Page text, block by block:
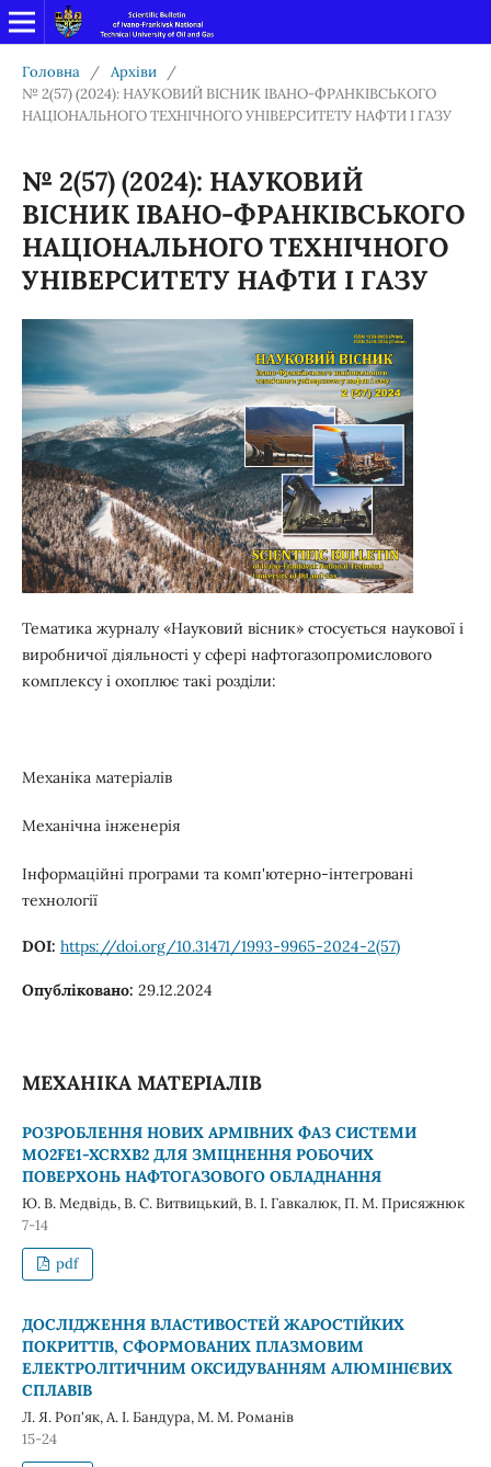
Головна / Архіви
/
№ 2(57) (2024): НАУКОВИЙ ВІСНИК ІВАНО-ФРАНКІВСЬКОГО
НАЦІОНАЛЬНОГО ТЕХНІЧНОГО УНІВЕРСИТЕТУ НАФТИ І ГАЗУ
№ 2(57) (2024): НАУКОВИЙ
ВІСНИК ІВАНО-ФРАНКІВСЬКОГО
НАЦІОНАЛЬНОГО ТЕХНІЧНОГО
УНІВЕРСИТЕТУ НАФТИ І ГАЗУ
Тематика журналу «Науковий вісник» стосується наукової і
виробничої діяльності у сфері нафтогазопромислового
комплексу і охоплює такі розділи:
Механіка матеріалів
Механічна інженерія
Інформаційні програми та комп'ютерно-інтегровані
технології
DOI: https://doi.org/10.31471/1993-9965-2024-2(57)
Опубліковано: 29.12.2024
МЕХАНІКА МАТЕРІАЛІВ
РОЗРОБЛЕННЯ НОВИХ АРМІВНИХ ФАЗ СИСТЕМИ
MO2FE1-XCRXB2 ДЛЯ ЗМІЦНЕННЯ РОБОЧИХ
ПОВЕРХОНЬ НАФТОГАЗОВОГО ОБЛАДНАННЯ
Ю. В. Медвідь, В. С. Витвицький, В. І. Гавкалюк, П. М. Присяжнюк
7-14
pdf
ДОСЛІДЖЕННЯ ВЛАСТИВОСТЕЙ ЖАРОСТІЙКИХ
ПОКРИТТІВ, СФОРМОВАНИХ ПЛАЗМОВИМ
ЕЛЕКТРОЛІТИЧНИМ ОКСИДУВАННЯМ АЛЮМІНІЄВИХ
СПЛАВІВ
Л. Я. Роп'як, А. І. Бандура, М. М. Романів
15-24